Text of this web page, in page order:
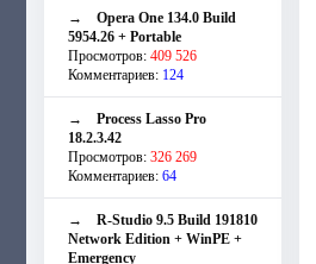
→ Opera One 134.0 Build
5954.26 + Portable
Просмотров: 409 526
Комментариев: 124
→ Process Lasso Pro
18.2.3.42
Просмотров: 326 269
Комментариев: 64
→ R-Studio 9.5 Build 191810
Network Edition + WinPE +
Emergency